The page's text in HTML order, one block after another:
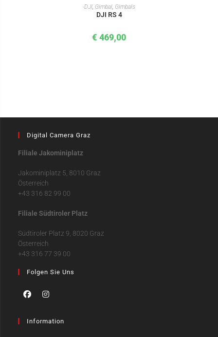
IN DEN WARENKORB
-DJI, Gimbal, Gimbals
DJI RS 4
€ 469,00
Digital Camera Graz
Filiale Jakominiplatz
Jakominiplatz 5, 8010 Graz
Österreich
+43 316 82 99 00
Filiale Südtiroler Platz
Südtiroler Platz 9, 8020 Graz
Österreich
+43 316 77 39 00
Folgen Sie Uns
Information